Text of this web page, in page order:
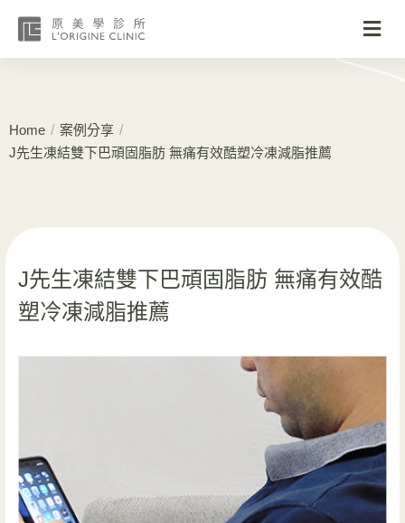
Home / 案例分享 /
J先生凍結雙下巴頑固脂肪 無痛有效酷塑冷凍減脂推薦
J先生凍結雙下巴頑固脂肪 無痛有效酷
塑冷凍減脂推薦